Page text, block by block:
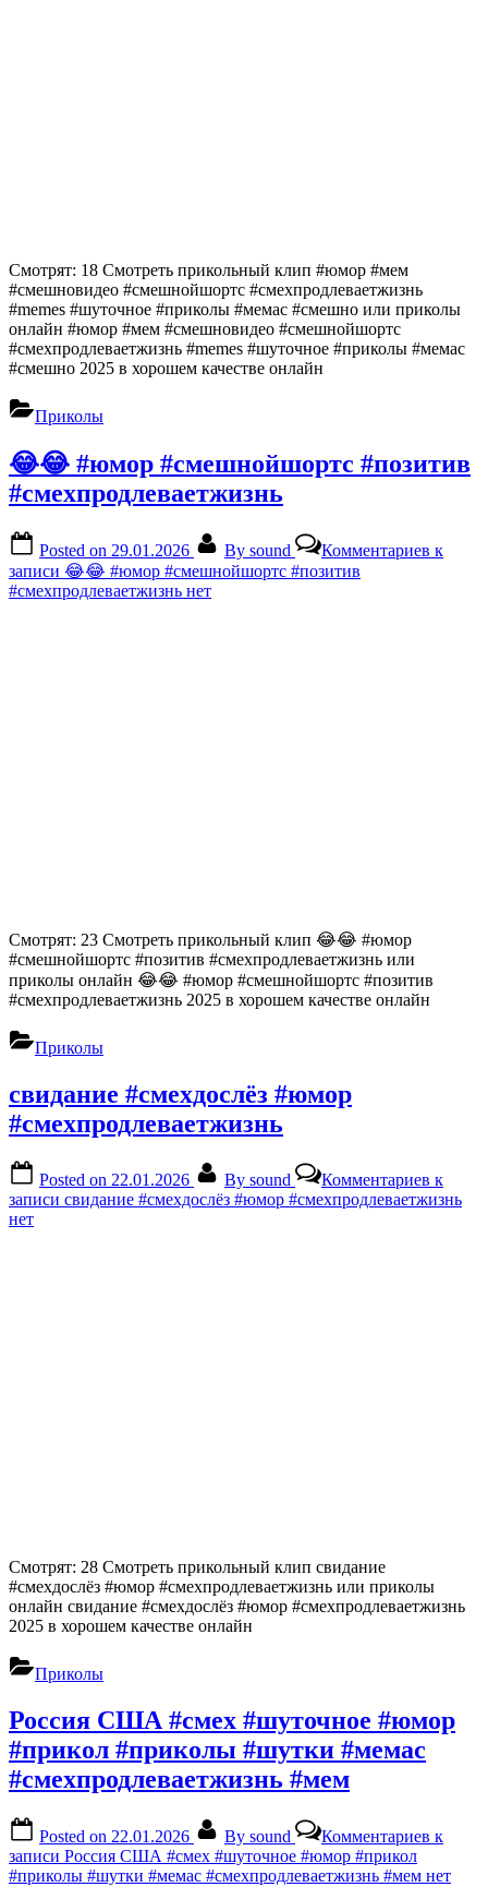
Смотрят: 18 Смотреть прикольный клип #юмор #мем
#смешновидео #смешнойшортс #смехпродлеваетжизнь
#memes #шуточное #приколы #мемас #смешно или приколы
онлайн #юмор #мем #смешновидео #смешнойшортс
#смехпродлеваетжизнь #memes #шуточное #приколы #мемас
#смешно 2025 в хорошем качестве онлайн
Приколы
😂😂 #юмор #смешнойшортс #позитив
#смехпродлеваетжизнь
Posted on 29.01.2026 By sound Комментариев к
записи 😂😂 #юмор #смешнойшортс #позитив
#смехпродлеваетжизнь нет
Смотрят: 23 Смотреть прикольный клип 😂😂 #юмор
#смешнойшортс #позитив #смехпродлеваетжизнь или
приколы онлайн 😂😂 #юмор #смешнойшортс #позитив
#смехпродлеваетжизнь 2025 в хорошем качестве онлайн
Приколы
свидание #смехдослёз #юмор
#смехпродлеваетжизнь
Posted on 22.01.2026 By sound Комментариев к
записи свидание #смехдослёз #юмор #смехпродлеваетжизнь
нет
Смотрят: 28 Смотреть прикольный клип свидание
#смехдослёз #юмор #смехпродлеваетжизнь или приколы
онлайн свидание #смехдослёз #юмор #смехпродлеваетжизнь
2025 в хорошем качестве онлайн
Приколы
Россия США #смех #шуточное #юмор
#прикол #приколы #шутки #мемас
#смехпродлеваетжизнь #мем
Posted on 22.01.2026 By sound Комментариев к
записи Россия США #смех #шуточное #юмор #прикол
#приколы #шутки #мемас #смехпродлеваетжизнь #мем нет